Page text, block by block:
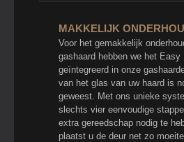
MAKKELIJK
Voor het gemakkelijk
gashaard hebben we het Easy
geïntegreerd in onze
van het glas van uw haard is
geweest. Met ons unieke
slechts vier eenvoudige
extra gereedschap nodig te
plaatst u de deur net zo